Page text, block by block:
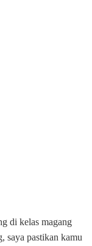
di kelas magang
saya pastikan kamu